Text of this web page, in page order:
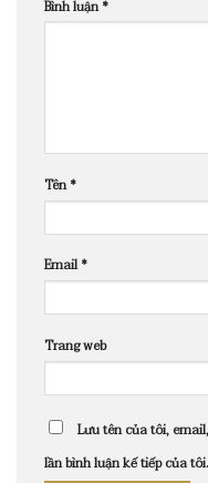
Bình luận*
Tên*
Email*
Trang web
Lưu tên của tôi,
lần bình luận kế tiếp của tôi.